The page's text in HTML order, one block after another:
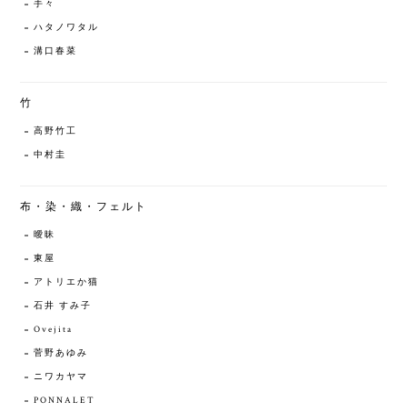
手々
ハタノワタル
溝口春菜
竹
高野竹工
中村圭
布・染・織・フェルト
曖昧
東屋
アトリエか猫
石井 すみ子
Ovejita
菅野あゆみ
ニワカヤマ
PONNALET